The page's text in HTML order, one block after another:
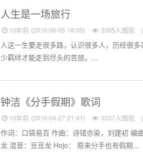
人生是一场旅行
10年前 (2016-06-05 18:05) 3365人围观
人这一生要走很多路，认识很多人，历经很
少羁绊才能走到尽头的苦旅。...
钟洁《分手假期》歌词
10年前 (2016-04-27 21:41) 3337人围观
作词：口袋易百 作曲：诗错亦染，刘建初 编
龙 混音：豆豆龙 Hojo： 原来分手也有假期...